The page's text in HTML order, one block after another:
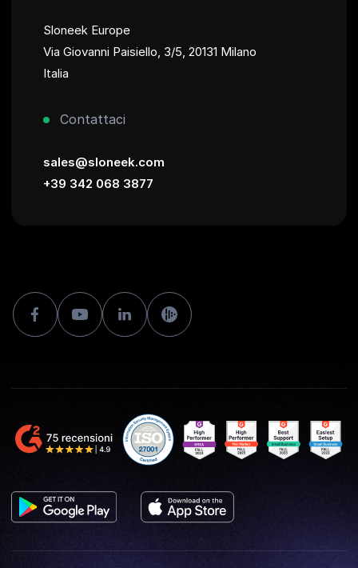
Sloneek Europe
Via Giovanni Paisiello, 3/5, 20131 Milano
Italia
Contattaci
sales@sloneek.com
+39 342 068 3877